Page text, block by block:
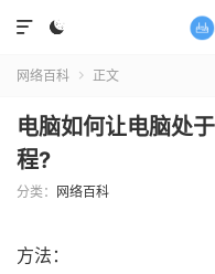


网络百科  正文
电脑如何让电脑处
程?
分类： 网络百科
方法：